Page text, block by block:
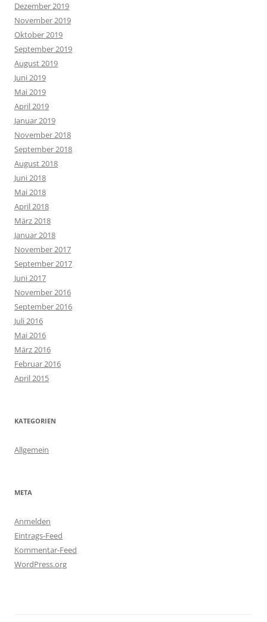
Dezember 2019
November 2019
Oktober 2019
September 2019
August 2019
Juni 2019
Mai 2019
April 2019
Januar 2019
November 2018
September 2018
August 2018
Juni 2018
Mai 2018
April 2018
März 2018
Januar 2018
November 2017
September 2017
Juni 2017
November 2016
September 2016
Juli 2016
Mai 2016
März 2016
Februar 2016
April 2015
KATEGORIEN
Allgemein
META
Anmelden
Eintrags-Feed
Kommentar-Feed
WordPress.org